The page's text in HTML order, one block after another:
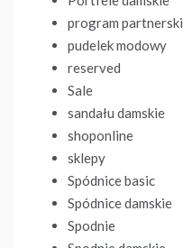
program partnerski
pudelek modowy
reserved
Sale
sandału damskie
shoponline
sklepy
Spódnice basic
Spódnice damskie
Spodnie